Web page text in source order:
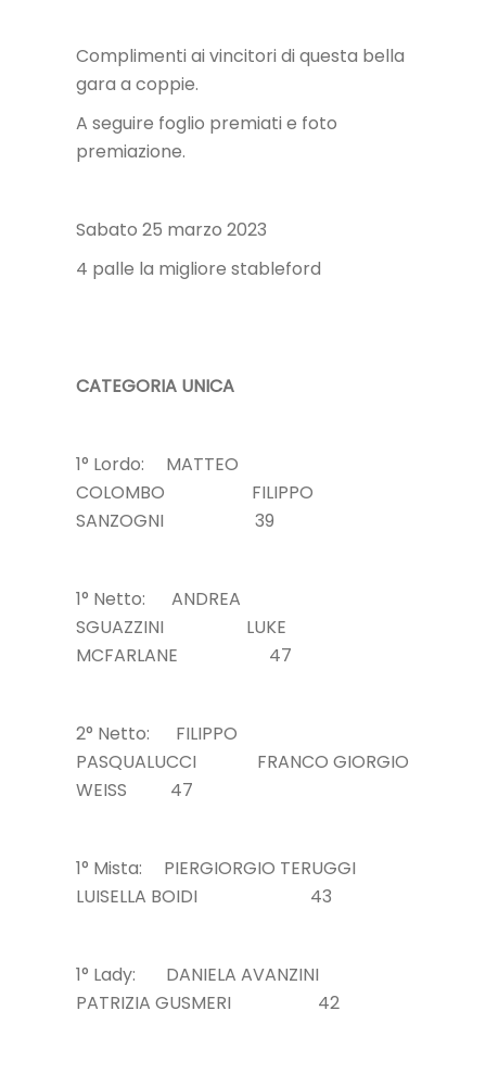
Complimenti ai vincitori di questa bella
gara a coppie.
A seguire foglio premiati e foto
premiazione.
Sabato 25 marzo 2023
4 palle la migliore stableford
CATEGORIA UNICA
1° Lordo: MATTEO
COLOMBO FILIPPO
SANZOGNI 39
1° Netto: ANDREA
SGUAZZINI LUKE
MCFARLANE 47
2° Netto: FILIPPO
PASQUALUCCI FRANCO GIORGIO
WEISS 47
1° Mista: PIERGIORGIO TERUGGI
LUISELLA BOIDI 43
1° Lady: DANIELA AVANZINI
PATRIZIA GUSMERI 42